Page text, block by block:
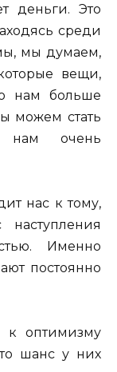
деньги. Это
среди
мы думаем,
вещи,
нам больше
можем стать
нам очень
нас к тому,
Именно
постоянно
к оптимизму
шанс у них